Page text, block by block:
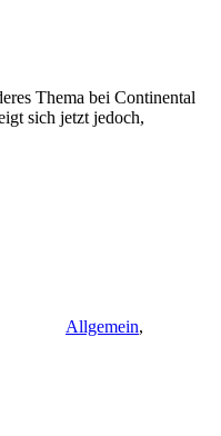
Thema bei Continental
sich jetzt jedoch,
Allgemein,